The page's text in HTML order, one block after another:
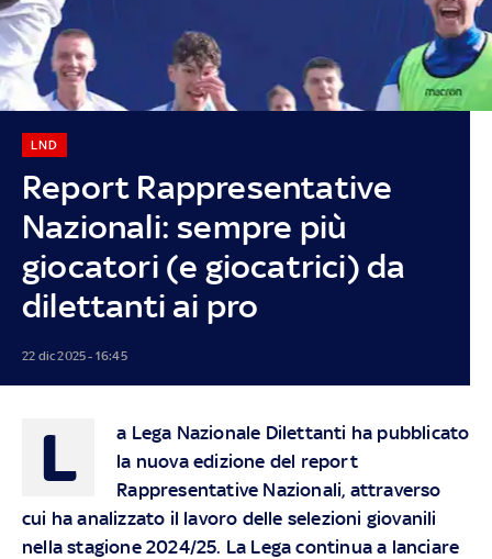
Report Rappresentative
Nazionali: sempre più
giocatori (e giocatrici) da
dilettanti ai pro
LND
22 dic 2025 - 16:45
L
a Lega Nazionale Dilettanti ha pubblicato
la nuova edizione del report
Rappresentative Nazionali, attraverso
cui ha analizzato il lavoro delle selezioni giovanili
nella stagione 2024/25. La Lega continua a lanciare